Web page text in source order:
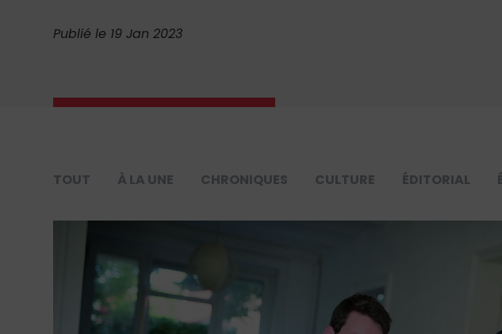
Publié le 19 Jan 2023
TOUT À LA UNE CHRONIQUES CULTURE ÉDITORIAL